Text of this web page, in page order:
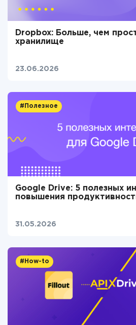
Dropbox: Больше, чем
хранилище
23.06.2026
#Полезное
Google Drive: 5 полезных
повышения
31.05.2026
#How-to